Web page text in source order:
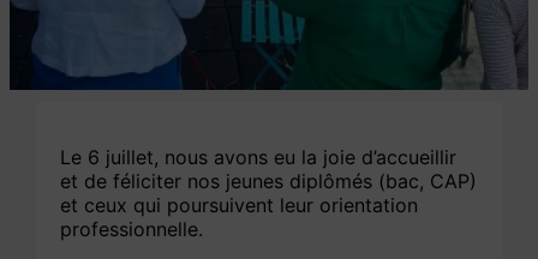
Le 6 juillet, nous avons eu la joie d’accueillir
et de féliciter nos jeunes diplômés (bac, CAP)
et ceux qui poursuivent leur orientation
professionnelle.